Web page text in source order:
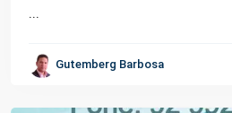
...
Gutemberg Barbosa
Urbano,